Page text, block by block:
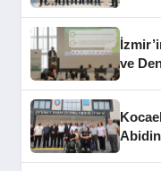
ve
Abidin